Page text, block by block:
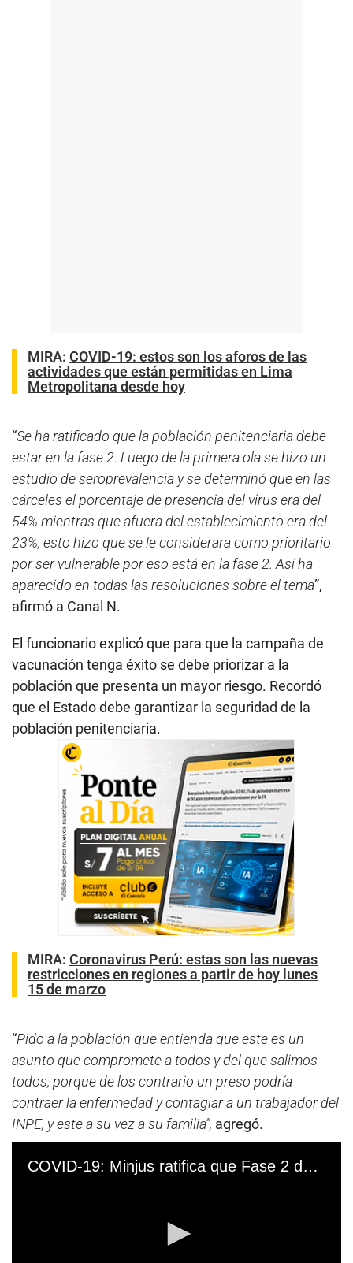
MIRA: COVID-19: estos son los aforos de las
actividades que están permitidas en Lima
Metropolitana desde hoy
“Se ha ratificado que la población penitenciaria debe
estar en la fase 2. Luego de la primera ola se hizo un
estudio de seroprevalencia y se determinó que en las
cárceles el porcentaje de presencia del virus era del
54% mientras que afuera del establecimiento era del
23%, esto hizo que se le considerara como prioritario
por ser vulnerable por eso está en la fase 2. Así ha
aparecido en todas las resoluciones sobre el tema”,
afirmó a Canal N.
El funcionario explicó que para que la campaña de
vacunación tenga éxito se debe priorizar a la
población que presenta un mayor riesgo. Recordó
que el Estado debe garantizar la seguridad de la
población penitenciaria.
MIRA: Coronavirus Perú: estas son las nuevas
restricciones en regiones a partir de hoy lunes
15 de marzo
“Pido a la población que entienda que este es un
asunto que compromete a todos y del que salimos
todos, porque de los contrario un preso podría
contraer la enfermedad y contagiar a un trabajador del
INPE, y este a su vez a su familia”, agregó.
COVID-19: Minjus ratifica que Fase 2 de vacunación incluye a los 87.000 presos y 11.000 trabajadores del INPE